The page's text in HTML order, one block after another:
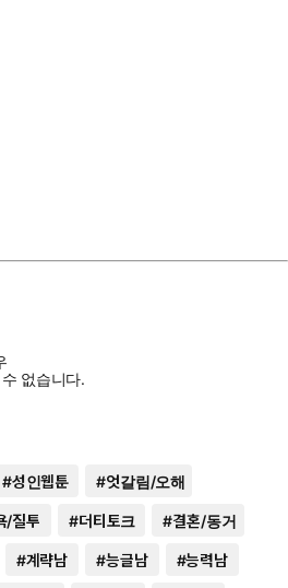
없습니다.
#성인웹툰 #엇갈림/오해
/질투 #더티토크 #결혼/동거
#계략남 #능글남 #능력남